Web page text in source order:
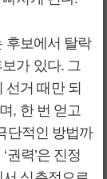
후보에서 탈락
가 있다. 그
거 때만 되
, 한 번 얻고
단적인 방법까
권력’은 진정